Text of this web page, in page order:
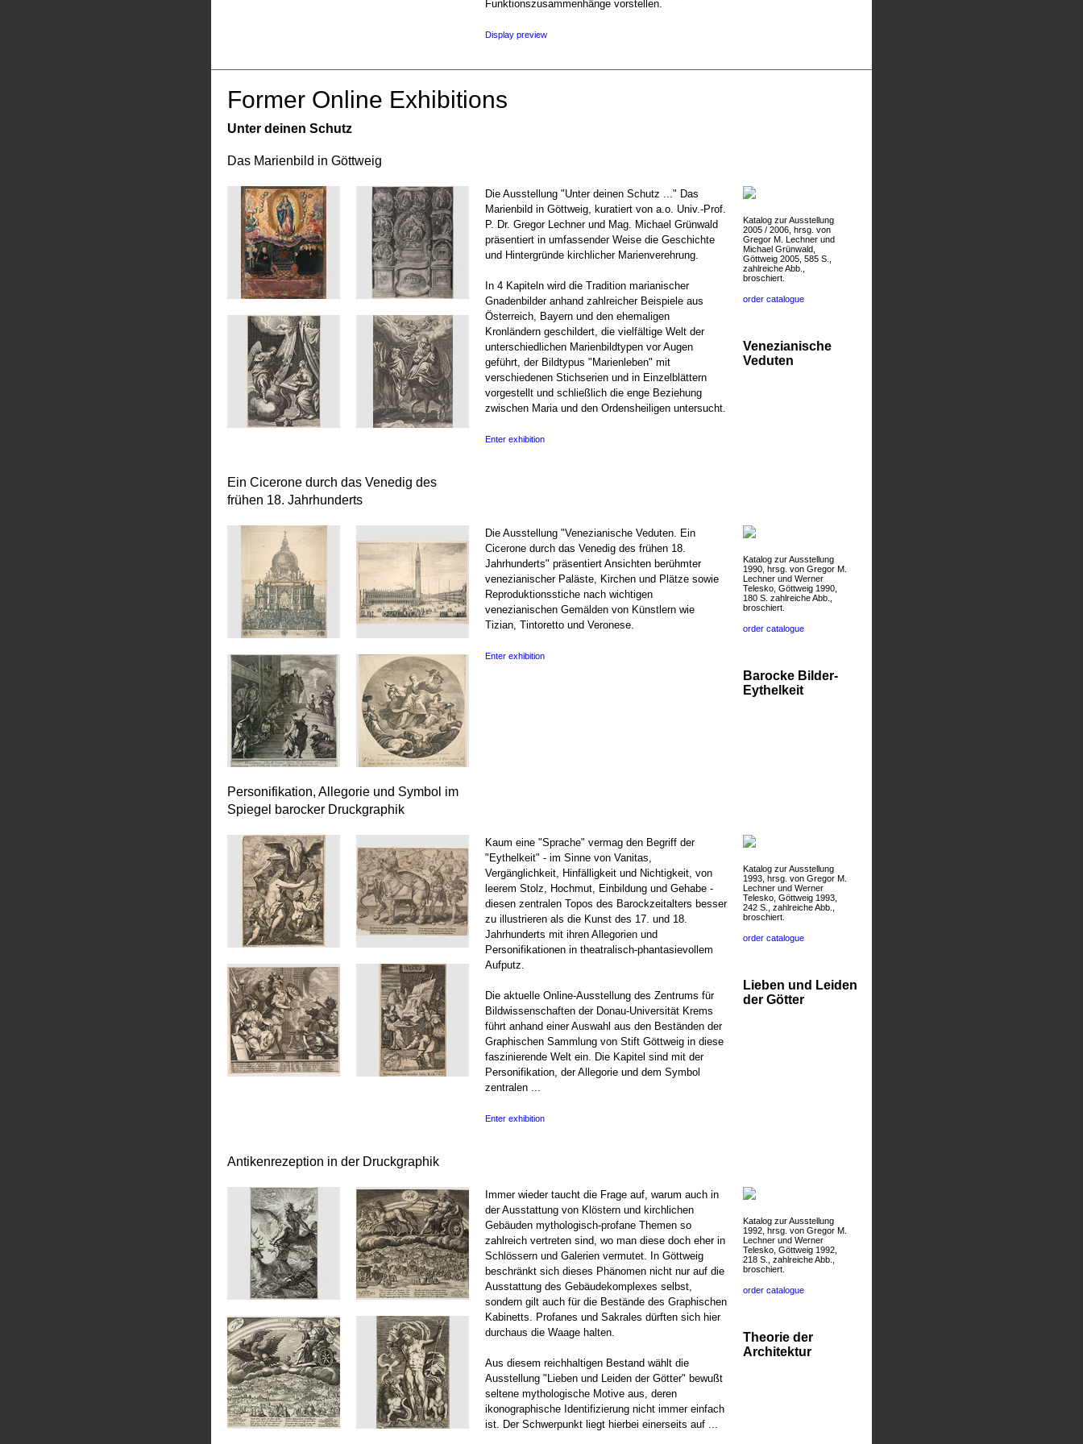
Funktionszusammenhänge vorstellen.
Display preview
Former Online Exhibitions
Unter deinen Schutz
Das Marienbild in Göttweig
Die Ausstellung "Unter deinen Schutz ..." Das
Marienbild in Göttweig, kuratiert von a.o. Univ.-Prof.
P. Dr. Gregor Lechner und Mag. Michael Grünwald
präsentiert in umfassender Weise die Geschichte
und Hintergründe kirchlicher Marienverehrung.
In 4 Kapiteln wird die Tradition marianischer
Gnadenbilder anhand zahlreicher Beispiele aus
Österreich, Bayern und den ehemaligen
Kronländern geschildert, die vielfältige Welt der
unterschiedlichen Marienbildtypen vor Augen
geführt, der Bildtypus "Marienleben" mit
verschiedenen Stichserien und in Einzelblättern
vorgestellt und schließlich die enge Beziehung
zwischen Maria und den Ordensheiligen untersucht.
Enter exhibition
Katalog zur Ausstellung
2005 / 2006, hrsg. von
Gregor M. Lechner und
Michael Grünwald,
Göttweig 2005, 585 S.,
zahlreiche Abb.,
broschiert.
order catalogue
Venezianische
Veduten
Ein Cicerone durch das Venedig des
frühen 18. Jahrhunderts
Die Ausstellung "Venezianische Veduten. Ein
Cicerone durch das Venedig des frühen 18.
Jahrhunderts" präsentiert Ansichten berühmter
venezianischer Paläste, Kirchen und Plätze sowie
Reproduktionsstiche nach wichtigen
venezianischen Gemälden von Künstlern wie
Tizian, Tintoretto und Veronese.
Enter exhibition
Katalog zur Ausstellung
1990, hrsg. von Gregor M.
Lechner und Werner
Telesko, Göttweig 1990,
180 S. zahlreiche Abb.,
broschiert.
order catalogue
Barocke Bilder-
Eythelkeit
Personifikation, Allegorie und Symbol im
Spiegel barocker Druckgraphik
Kaum eine "Sprache" vermag den Begriff der
"Eythelkeit" - im Sinne von Vanitas,
Vergänglichkeit, Hinfälligkeit und Nichtigkeit, von
leerem Stolz, Hochmut, Einbildung und Gehabe -
diesen zentralen Topos des Barockzeitalters besser
zu illustrieren als die Kunst des 17. und 18.
Jahrhunderts mit ihren Allegorien und
Personifikationen in theatralisch-phantasievollem
Aufputz.
Die aktuelle Online-Ausstellung des Zentrums für
Bildwissenschaften der Donau-Universität Krems
führt anhand einer Auswahl aus den Beständen der
Graphischen Sammlung von Stift Göttweig in diese
faszinierende Welt ein. Die Kapitel sind mit der
Personifikation, der Allegorie und dem Symbol
zentralen ...
Enter exhibition
Katalog zur Ausstellung
1993, hrsg. von Gregor M.
Lechner und Werner
Telesko, Göttweig 1993,
242 S., zahlreiche Abb.,
broschiert.
order catalogue
Lieben und Leiden
der Götter
Antikenrezeption in der Druckgraphik
Immer wieder taucht die Frage auf, warum auch in
der Ausstattung von Klöstern und kirchlichen
Gebäuden mythologisch-profane Themen so
zahlreich vertreten sind, wo man diese doch eher in
Schlössern und Galerien vermutet. In Göttweig
beschränkt sich dieses Phänomen nicht nur auf die
Ausstattung des Gebäudekomplexes selbst,
sondern gilt auch für die Bestände des Graphischen
Kabinetts. Profanes und Sakrales dürften sich hier
durchaus die Waage halten.
Aus diesem reichhaltigen Bestand wählt die
Ausstellung "Lieben und Leiden der Götter" bewußt
seltene mythologische Motive aus, deren
ikonographische Identifizierung nicht immer einfach
ist. Der Schwerpunkt liegt hierbei einerseits auf ...
Katalog zur Ausstellung
1992, hrsg. von Gregor M.
Lechner und Werner
Telesko, Göttweig 1992,
218 S., zahlreiche Abb.,
broschiert.
order catalogue
Theorie der
Architektur